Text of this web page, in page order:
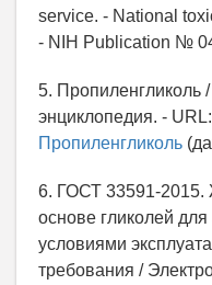
service. - National
- NIH Publication №
5. Пропиленгликоль
энциклопедия. - URL:
Пропиленгликоль
6. ГОСТ 33591-
основе гликолей
условиями
требования /